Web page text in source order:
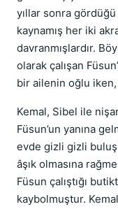
yıllar sonra gördüğü
kaynamış her iki
davranmışlardır.
olarak çalışan
bir ailenin oğlu iken,
Kemal, Sibel ile
Füsun’un yanına
evde gizli gizli
âşık olmasına
Füsun çalıştığı
kaybolmuştur.